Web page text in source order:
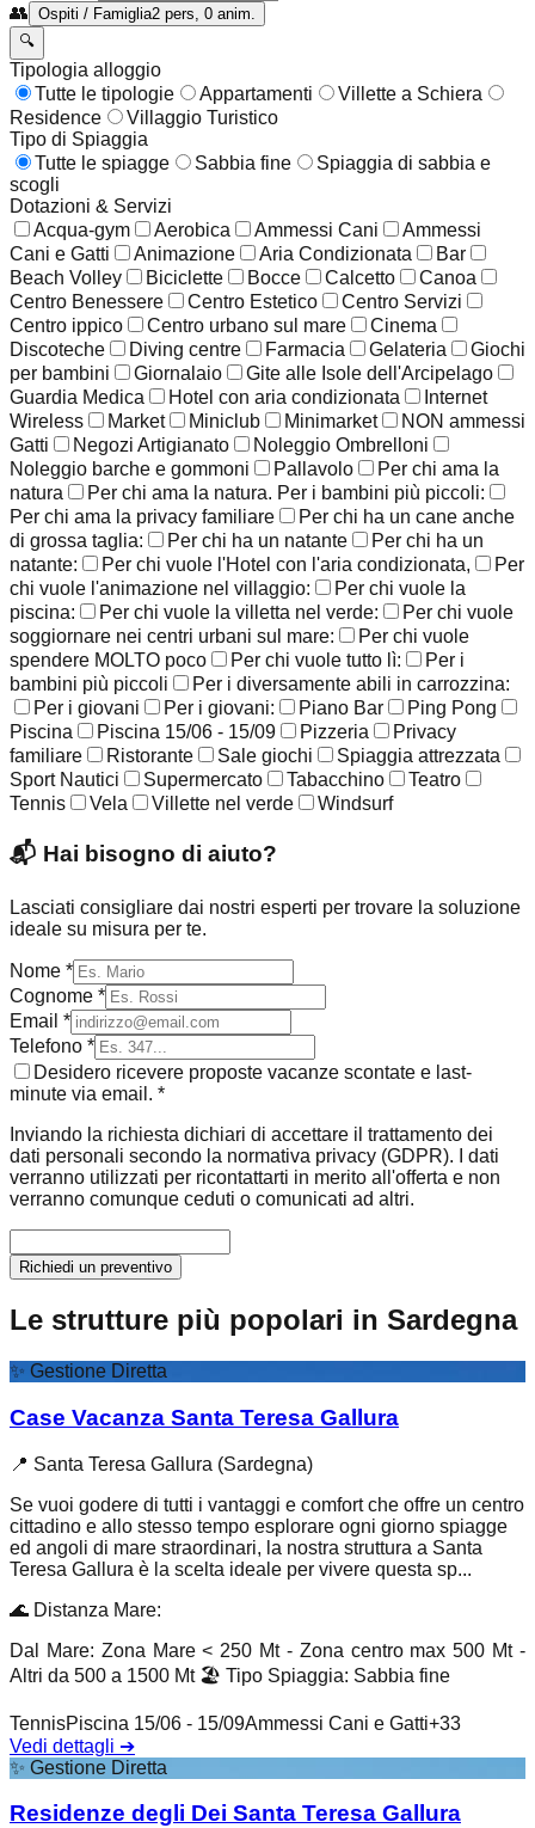
👥 Ospiti / Famiglia2 pers, 0 anim.
🔍
Tipologia alloggio
Tutte le tipologie
Appartamenti
Villette a Schiera
Residence
Villaggio Turistico
Tipo di Spiaggia
Tutte le spiagge
Sabbia fine
Spiaggia di sabbia e
scogli
Dotazioni & Servizi
Acqua-gym
Aerobica Ammessi Cani
Ammessi
Cani e Gatti
Animazione Aria Condizionata
Bar
Beach Volley
Biciclette Bocce Calcetto
Canoa
Centro Benessere
Centro Estetico
Centro Servizi
Centro ippico
Centro urbano sul mare
Cinema
Discoteche
Diving centre Farmacia Gelateria
Giochi
per bambini
Giornalaio
Gite alle Isole dell'Arcipelago
Guardia Medica
Hotel con aria condizionata
Internet
Wireless
Market Miniclub Minimarket
NON ammessi
Gatti
Negozi Artigianato
Noleggio Ombrelloni
Noleggio barche e gommoni
Pallavolo
Per chi ama la
natura
Per chi ama la natura. Per i bambini più piccoli:
Per chi ama la privacy familiare
Per chi ha un cane anche
di grossa taglia:
Per chi ha un natante
Per chi ha un
natante:
Per chi vuole l'Hotel con l'aria condizionata,
Per
chi vuole l'animazione nel villaggio:
Per chi vuole la
piscina:
Per chi vuole la villetta nel verde:
Per chi vuole
soggiornare nei centri urbani sul mare:
Per chi vuole
spendere MOLTO poco
Per chi vuole tutto lì:
Per i
bambini più piccoli
Per i diversamente abili in carrozzina:
Per i giovani
Per i giovani: Piano Bar
Ping Pong
Piscina
Piscina 15/06 - 15/09 Pizzeria
Privacy
familiare
Ristorante Sale giochi
Spiaggia attrezzata
Sport Nautici
Supermercato Tabacchino
Teatro
Tennis
Vela Villette nel verde Windsurf
📬 Hai bisogno di aiuto?
Lasciati consigliare dai nostri esperti per trovare la soluzione
ideale su misura per te.
Nome *
Cognome *
Email *
Telefono *
Desidero ricevere proposte vacanze scontate e last-
minute via email. *
Inviando la richiesta dichiari di accettare il trattamento dei
dati personali secondo la normativa privacy (GDPR). I dati
verranno utilizzati per ricontattarti in merito all'offerta e non
verranno comunque ceduti o comunicati ad altri.
Richiedi un preventivo
Le strutture più popolari in Sardegna
✨ Gestione Diretta
Case Vacanza Santa Teresa Gallura
📍 Santa Teresa Gallura (Sardegna)
Se vuoi godere di tutti i vantaggi e comfort che offre un centro
cittadino e allo stesso tempo esplorare ogni giorno spiagge
ed angoli di mare straordinari, la nostra struttura a Santa
Teresa Gallura è la scelta ideale per vivere questa sp...
🌊 Distanza Mare:
Dal Mare: Zona Mare < 250 Mt - Zona centro max 500 Mt -
Altri da 500 a 1500 Mt 🏖️ Tipo Spiaggia: Sabbia fine
TennisPiscina 15/06 - 15/09Ammessi Cani e Gatti+33
Vedi dettagli ➔
✨ Gestione Diretta
Residenze degli Dei Santa Teresa Gallura